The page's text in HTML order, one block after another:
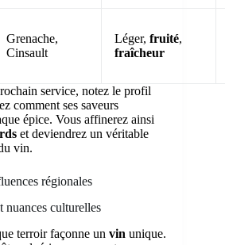
Grenache,
Cinsault
Léger, fruité,
fraîcheur
service, notez le profil
comment ses saveurs
épice. Vous affinerez ainsi
et deviendrez un véritable
vin.
régionales
nuances culturelles
terroir façonne un vin unique.